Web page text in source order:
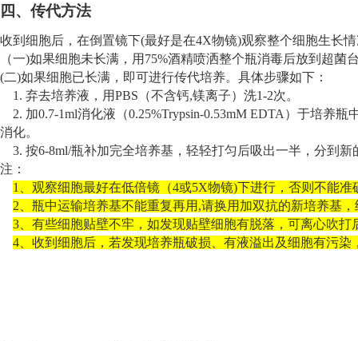
四 、传代方法
收到细胞后，在倒置镜下(最好是在4X物镜)观察整个细胞生长
（一)如果细胞未长满，用 75%酒精喷洒整个瓶消毒后放到超菌
(二)如果细胞已长满，即可进行传代培养。具体步骤如下：
1. 弃去培养液，用PBS（不含钙,镁离子）洗1-2次。
2. 加0.7-1ml消化液（0.25%Trypsin-0.53mM EDTA）于培养
消化。
3. 按6-8ml/瓶补加完全培养基，轻轻打匀后吸出一半，分到
注：
1、观察细胞最好在低倍镜（4或5X物镜)下进行，否则不能
2、瓶中运输培养基不能重复再用,请换用加双抗的新培养基
3、有些细胞贴壁不牢，如发现贴壁细胞有脱落，可离心吹打
4、收到细胞后，若发现培养瓶破损、有液溢出及细胞有污染